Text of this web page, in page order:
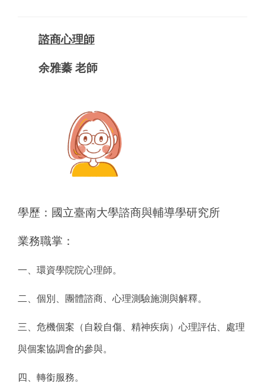
諮商心理師
余雅蓁 老師
學歷：國立臺南大學諮商與輔導學研究所
業務職掌：
一、環資學院院心理師。
二、個別、團體諮商、心理測驗施測與解釋。
三、危機個案（自殺自傷、精神疾病）心理評估、處理
與個案協調會的參與。
四、轉銜服務。